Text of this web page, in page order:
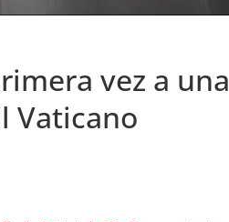
vez a una
Vaticano